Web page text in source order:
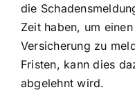
die
Zeit haben, um
Versicherung zu
Fristen, kann dies
abgelehnt wird.